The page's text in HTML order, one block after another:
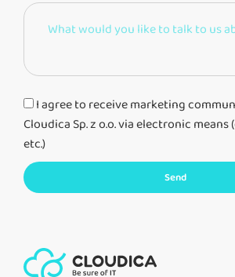
I agree to receive marketing
Cloudica Sp. z o.o. via electronic means
etc.)
Send